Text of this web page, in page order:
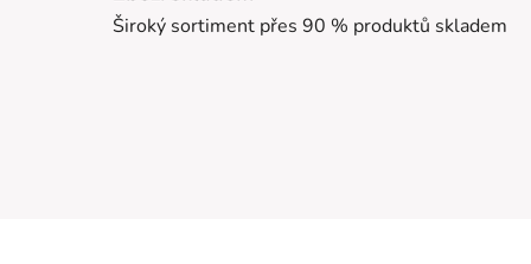
Široký sortiment přes 90 % produktů skladem